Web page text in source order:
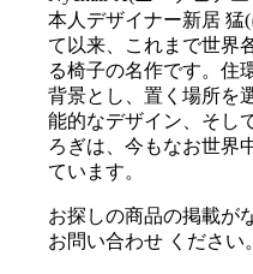
本人デザイナー新居 猛
て以来、これまで世界
る椅子の名作です。住
背景とし、置く場所を
能的なデザイン、そし
ろぎは、今もなお世界
ています。
お探しの商品の掲載が
お問い合わせ ください。